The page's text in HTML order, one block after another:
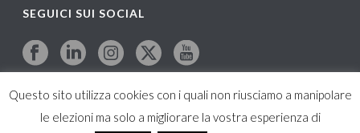
SEGUICI SUI SOCIAL
Questo sito utilizza cookies con i quali non riusciamo a manipolare
le elezioni ma solo a migliorare la vostra esperienza di